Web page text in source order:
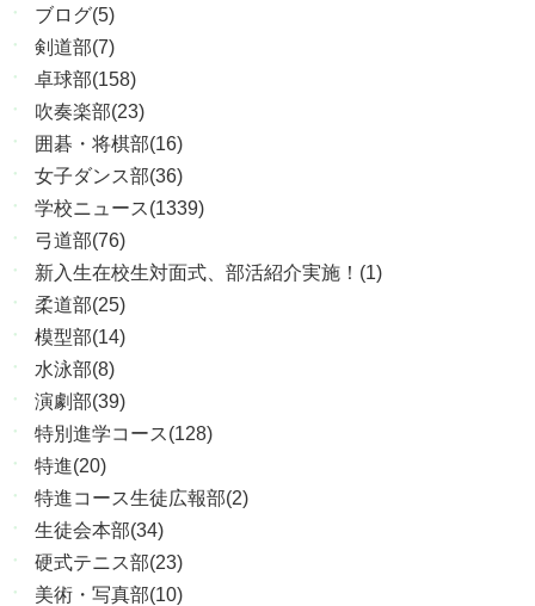
ブログ(5)
剣道部(7)
卓球部(158)
吹奏楽部(23)
囲碁・将棋部(16)
女子ダンス部(36)
学校ニュース(1339)
弓道部(76)
新入生在校生対面式、部活紹介実施！(1)
柔道部(25)
模型部(14)
水泳部(8)
演劇部(39)
特別進学コース(128)
特進(20)
特進コース生徒広報部(2)
生徒会本部(34)
硬式テニス部(23)
美術・写真部(10)